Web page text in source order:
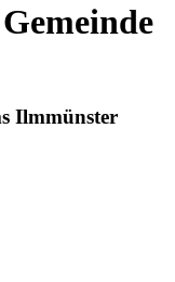
Ilmmünster